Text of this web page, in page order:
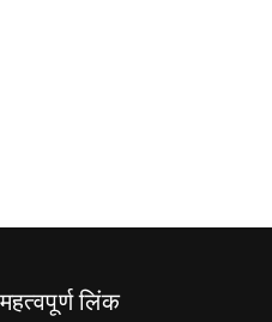
महत्वपूर्ण लिंक